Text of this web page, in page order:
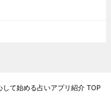
て始める占いアプリ紹介 TOP